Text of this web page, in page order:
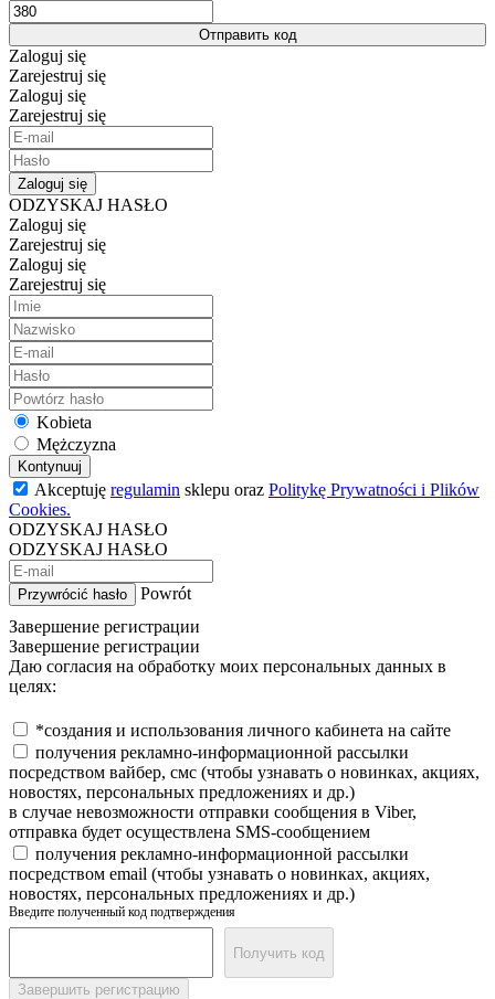
Отправить код
Zaloguj się
Zarejestruj się
Zaloguj się
Zarejestruj się
Zaloguj się
ODZYSKAJ HASŁO
Zaloguj się
Zarejestruj się
Zaloguj się
Zarejestruj się
Kobieta
Mężczyzna
Kontynuuj
Akceptuję regulamin sklepu oraz Politykę Prywatności i Plików
Cookies.
ODZYSKAJ HASŁO
ODZYSKAJ HASŁO
Przywrócić hasło
Powrót
Завершение регистрации
Завершение регистрации
Даю согласия на обработку моих персональных данных в
целях:
*создания и использования личного кабинета на сайте
получения рекламно-информационной рассылки
посредством вайбер, смс (чтобы узнавать о новинках, акциях,
новостях, персональных предложениях и др.)
в случае невозможности отправки сообщения в Viber,
отправка будет осуществлена SMS-сообщением
получения рекламно-информационной рассылки
посредством email (чтобы узнавать о новинках, акциях,
новостях, персональных предложениях и др.)
Введите полученный код подтверждения
Получить код
Завершить регистрацию